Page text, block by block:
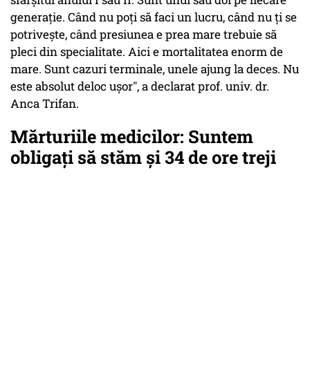
generație. Când nu poți să faci un lucru, când nu ți se
potrivește, când presiunea e prea mare trebuie să
pleci din specialitate. Aici e mortalitatea enorm de
mare. Sunt cazuri terminale, unele ajung la deces. Nu
este absolut deloc ușor", a declarat prof. univ. dr.
Anca Trifan.
Mărturiile medicilor: Suntem
obligați să stăm și 34 de ore treji